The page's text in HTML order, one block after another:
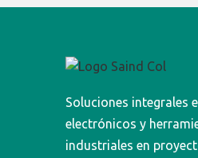
Soluciones integrales
electrónicos y
industriales en